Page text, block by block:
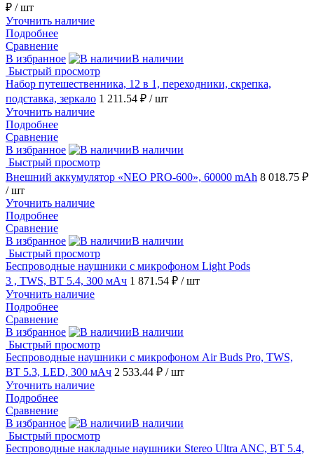
₽ / шт
Уточнить наличие
Подробнее
Сравнение
В избранное
В наличии
Быстрый просмотр
Набор путешественника, 12 в 1, переходники, скрепка,
подставка, зеркало 1 211.54 ₽ / шт
Уточнить наличие
Подробнее
Сравнение
В избранное
В наличии
Быстрый просмотр
Внешний аккумулятор «NEO PRO-600», 60000 mAh 8 018.75 ₽
/ шт
Уточнить наличие
Подробнее
Сравнение
В избранное
В наличии
Быстрый просмотр
Беспроводные наушники с микрофоном Light Pods
3 , TWS, BT 5.4, 300 мАч 1 871.54 ₽ / шт
Уточнить наличие
Подробнее
Сравнение
В избранное
В наличии
Быстрый просмотр
Беспроводные наушники с микрофоном Air Buds Pro, TWS,
BT 5.3, LED, 300 мАч 2 533.44 ₽ / шт
Уточнить наличие
Подробнее
Сравнение
В избранное
В наличии
Быстрый просмотр
Беспроводные накладные наушники Stereo Ultra ANC, BT 5.4,